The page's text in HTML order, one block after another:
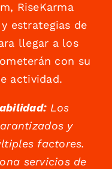
RiseKarma
estrategias de
llegar a los
con su
actividad.
Los
y
factores.
servicios de